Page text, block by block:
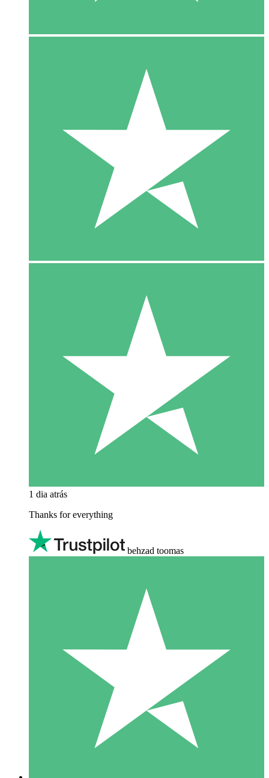
1 dia atrás
Thanks for everything
behzad toomas